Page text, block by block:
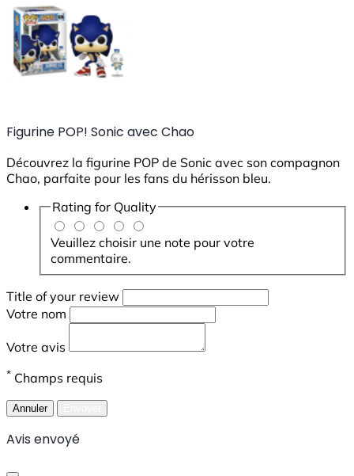
Figurine POP! Sonic avec Chao
Découvrez la figurine POP de Sonic avec son compagnon
Chao, parfaite pour les fans du hérisson bleu.
Rating for Quality
Veuillez choisir une note pour votre
commentaire.
Title of your review
Votre nom
Votre avis
* Champs requis
Annuler
Avis envoyé